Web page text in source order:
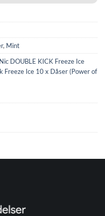
, Mint
DOUBLE KICK Freeze Ice
Freeze Ice 10 x Dåser (Power of